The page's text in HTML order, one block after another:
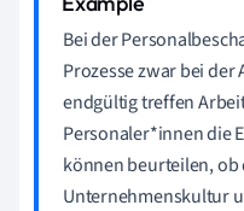
Bei der
Prozesse zwar bei
endgültig treffen
Personaler*innen die
können beurteilen,
Unternehmenskultur